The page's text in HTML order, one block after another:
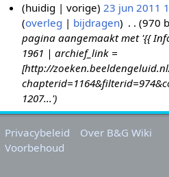
0
1
1
huidig vorige 23 jun 2011
overleg
bijdragen 970
pagina aangemaakt met '{{
1961 | archief_link =
[http://
1207...'
Privacybeleid
Over B&G Wiki
Voorbehoud